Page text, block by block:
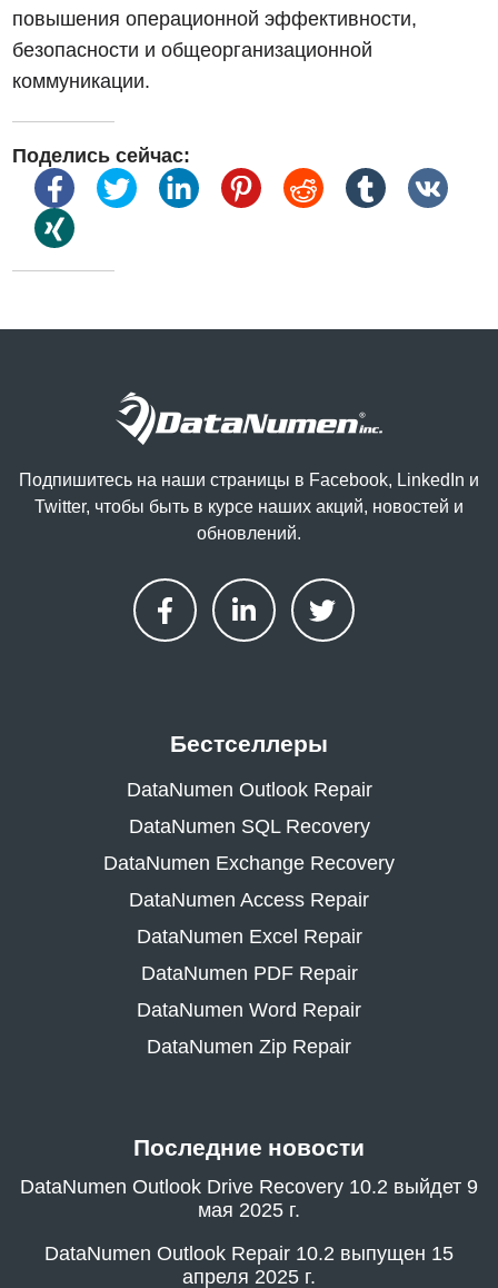
повышения операционной эффективности,
безопасности и общеорганизационной
коммуникации.
Поделись сейчас:
Подпишитесь на наши страницы в Facebook, LinkedIn и
Twitter, чтобы быть в курсе наших акций, новостей и
обновлений.
Бестселлеры
DataNumen Outlook Repair
DataNumen SQL Recovery
DataNumen Exchange Recovery
DataNumen Access Repair
DataNumen Excel Repair
DataNumen PDF Repair
DataNumen Word Repair
DataNumen Zip Repair
Последние новости
DataNumen Outlook Drive Recovery 10.2 выйдет 9
мая 2025 г.
DataNumen Outlook Repair 10.2 выпущен 15
апреля 2025 г.